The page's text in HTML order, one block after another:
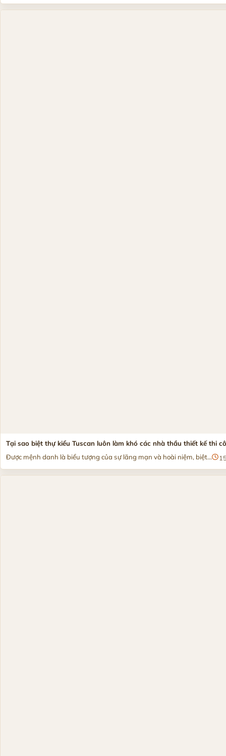
Tại sao biệt thự kiểu Tuscan luôn làm khó các nhà thầu thiết kế thi
Được mệnh danh là biểu tượng của sự lãng mạn và hoài niệm, biệt...